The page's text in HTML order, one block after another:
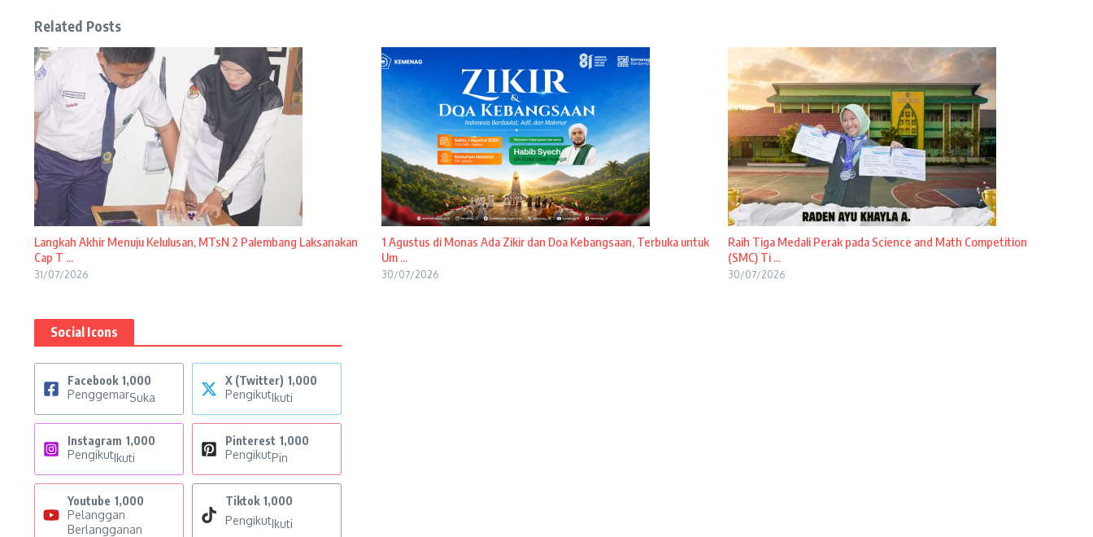
Related Posts
Langkah Akhir Menuju Kelulusan, MTsN 2 Palembang Laksanakan
Cap T ...
31/07/2026
1 Agustus di Monas Ada Zikir dan Doa Kebangsaan, Terbuka untuk
Um ...
30/07/2026
Raih Tiga Medali Perak pada Science and Math Competition
(SMC) Ti ...
30/07/2026
Social Icons
Facebook 1,000
PenggemarSuka
X (Twitter) 1,000
PengikutIkuti
Instagram 1,000
PengikutIkuti
Pinterest 1,000
PengikutPin
Youtube 1,000
Pelanggan
Berlangganan
Tiktok 1,000
PengikutIkuti